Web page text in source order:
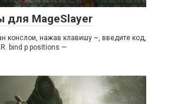
для MageSlayer
конслои, нажав клавишу ~, введите код,
bind p positions —